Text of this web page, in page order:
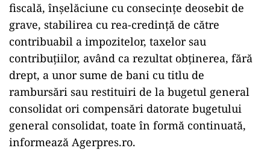
fiscală, înșelăciune cu consecințe deosebit de
grave, stabilirea cu rea-credință de către
contribuabil a impozitelor, taxelor sau
contribuțiilor, având ca rezultat obținerea, fără
drept, a unor sume de bani cu titlu de
rambursări sau restituiri de la bugetul general
consolidat ori compensări datorate bugetului
general consolidat, toate în formă continuată,
informează Agerpres.ro.